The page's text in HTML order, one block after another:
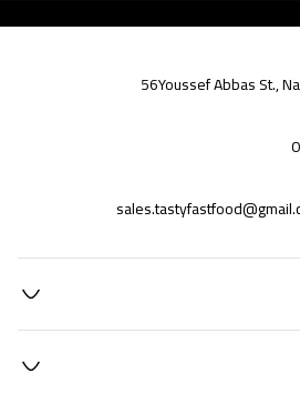
56Youssef Abbas St.,